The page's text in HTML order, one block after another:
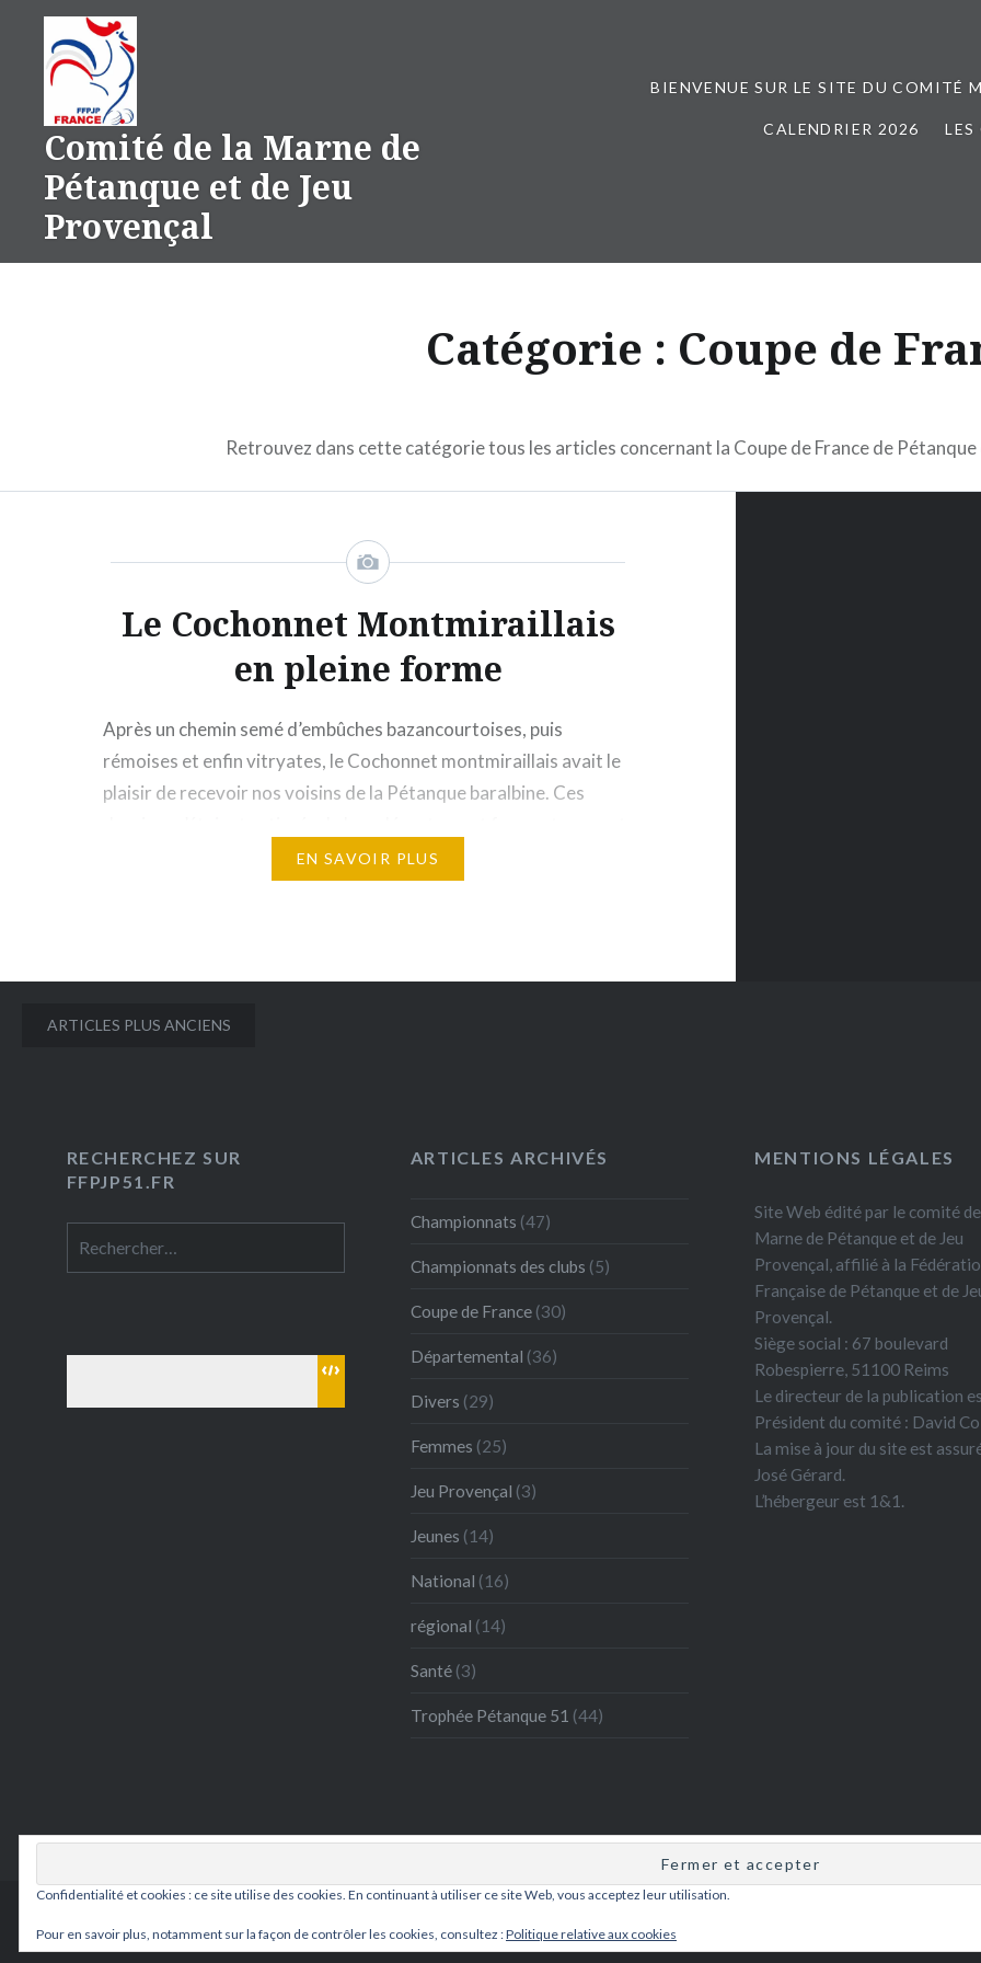
contenu
Comité de la Marne de
Pétanque et de Jeu
Provençal
BIENVENUE SUR LE SITE DU COMITÉ
CALENDRIER 2026
Catégorie : Coupe de
Retrouvez dans cette catégorie tous les articles concernant la Coupe de France de
Le Cochonnet Montmiraillais
en pleine forme
Après un chemin semé d’embûches bazancourtoises, puis
rémoises et enfin vitryates, le Cochonnet montmiraillais avait le
plaisir de recevoir nos voisins de la Pétanque baralbine. Ces
aux spécialistes du bouchon Essoyes. Dans cette saison
complexe, les deux clubs avaient mobilisés des joueurs aux
EN SAVOIR PLUS
Partager :
Facebook
Navigation
ARTICLES PLUS ANCIENS
RECHERCHEZ SUR
FFPJP51.FR
ARTICLES ARCHIVÉS
Championnats (47)
Championnats des clubs (5)
Coupe de France(30)
Départemental (36)
Divers (29)
Femmes (25)
Jeu Provençal (3)
Jeunes (14)
National (16)
régional (14)
Santé(3)
Trophée Pétanque 51 (44)
MENTIONS LÉGALES
Site Web édité par le comité
Marne de Pétanque et de Jeu
Provençal, affilié à la
Française de Pétanque et de
Provençal.
Siège social : 67 boulevard
Robespierre, 51100 Reims
Le directeur de la publication
Président du comité : David
La mise à jour du site est
José Gérard.
L’hébergeur est 1&1.
Fièrement propulsé par WordPress
Confidentialité et cookies : ce site utilise des cookies. En continuant à utiliser ce site Web, vous acceptez leur utilisation.
Pour en savoir plus, notamment sur la façon de contrôler les cookies, consultez :Politique relative aux cookies